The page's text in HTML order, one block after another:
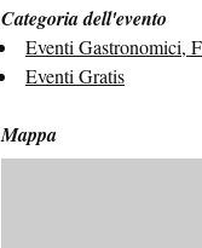
Categoria dell'evento
Eventi Gastronomici,
Eventi Gratis
Mappa